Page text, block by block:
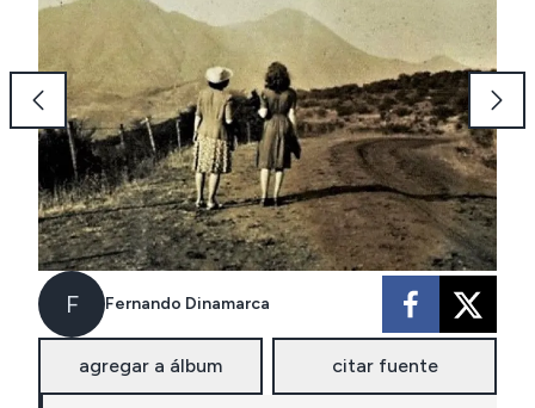
F Fernando Dinamarca
agregar a álbum citar fuente